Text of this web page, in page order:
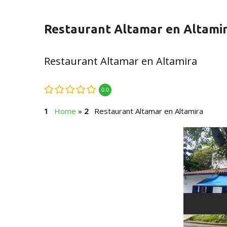
Restaurant Altamar en
Restaurant Altamar en Altamira
0.0
Home » Restaurant Altamar en Altamira